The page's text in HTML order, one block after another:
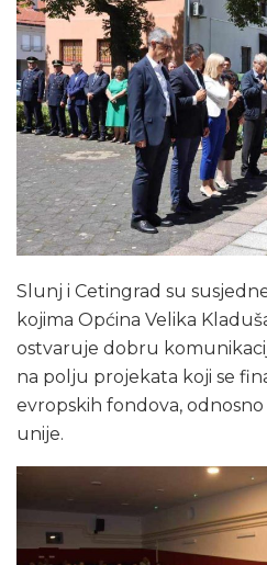
Slunj i Cetingrad su
kojima Općina Velika
ostvaruje dobru
na polju projekata koji se
evropskih fondova,
unije.